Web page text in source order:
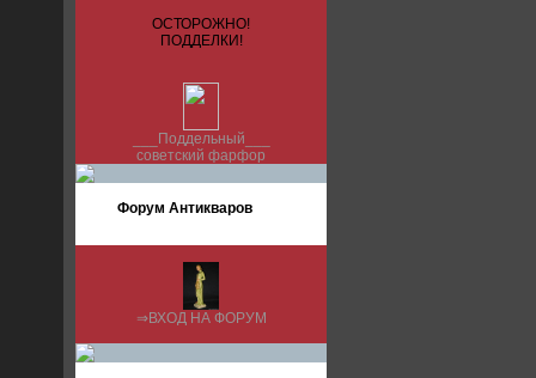
ОСТОРОЖНО!
ПОДДЕЛКИ!
___Поддельный___
советский фарфор
Форум Антикваров
⇒ВХОД НА ФОРУМ